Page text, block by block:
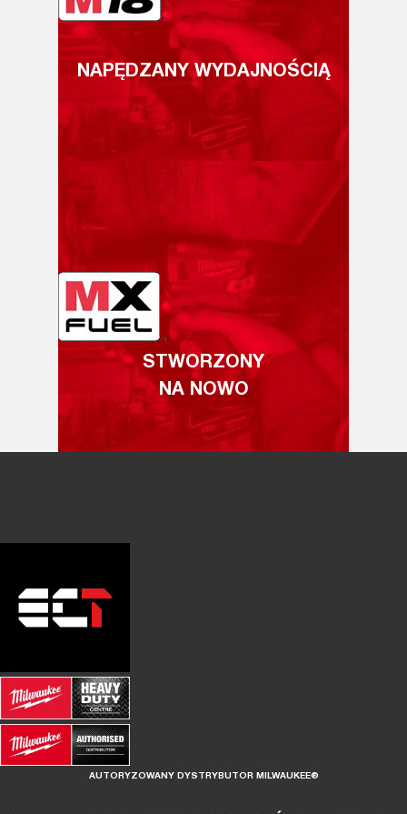
NAPĘDZANY WYDAJNOŚCIĄ
STWORZONY
NA NOWO
AUTORYZOWANY DYSTRYBUTOR MILWAUKEE®